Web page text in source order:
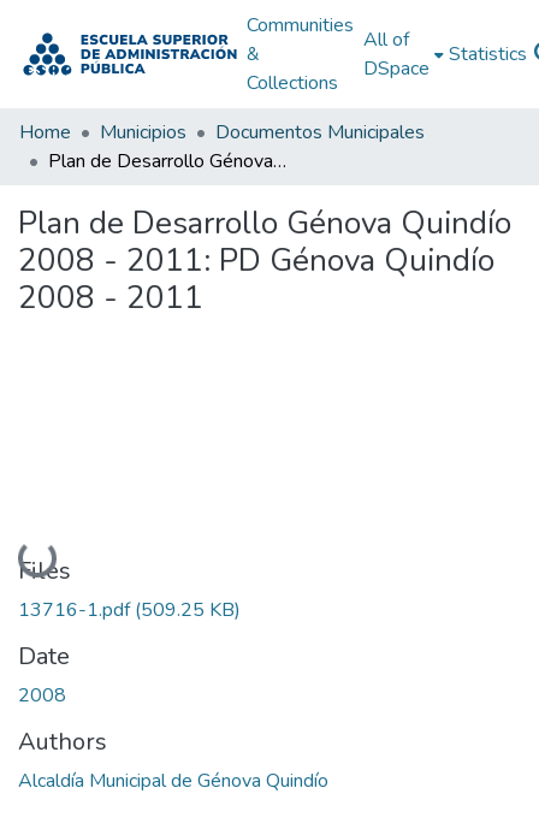
Communities
&
Collections
All of
DSpace
Statistics
Home Municipios
Documentos Municipales
Plan de Desarrollo Génova Quindío 2008 - 2011: PD Génova Quindío 2008 - 2011
Plan de Desarrollo Génova Quindío
2008 - 2011: PD Génova Quindío
2008 - 2011
Loading...
Files
13716-1.pdf(509.25 KB)
Date
2008
Authors
Alcaldía Municipal de Génova Quindío